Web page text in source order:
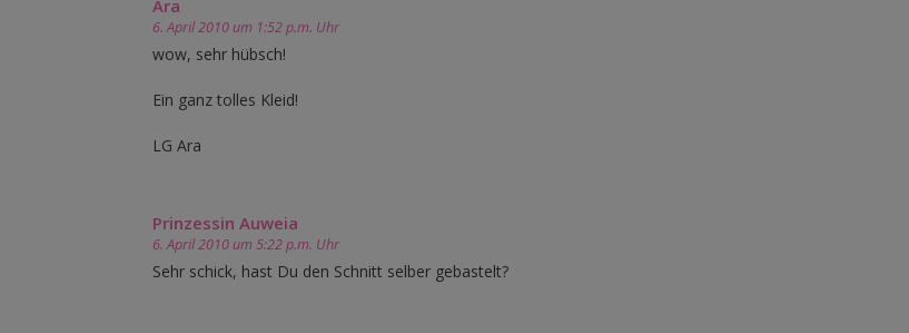
Ara
6. April 2010 um 1:52 p.m. Uhr
wow, sehr hübsch!
Ein ganz tolles Kleid!
LG Ara
Prinzessin Auweia
6. April 2010 um 5:22 p.m. Uhr
Sehr schick, hast Du den Schnitt selber gebastelt?